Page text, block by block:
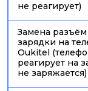
Сервисный
смартфона
влаги,
быстрого
динамика,
не реагирует)
Замена разъём
зарядки на
Oukitel
реагирует на
не заряжается)